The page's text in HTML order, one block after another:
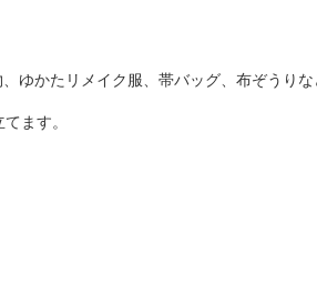
かたリメイク服、帯バッグ、布ぞうり
ます。